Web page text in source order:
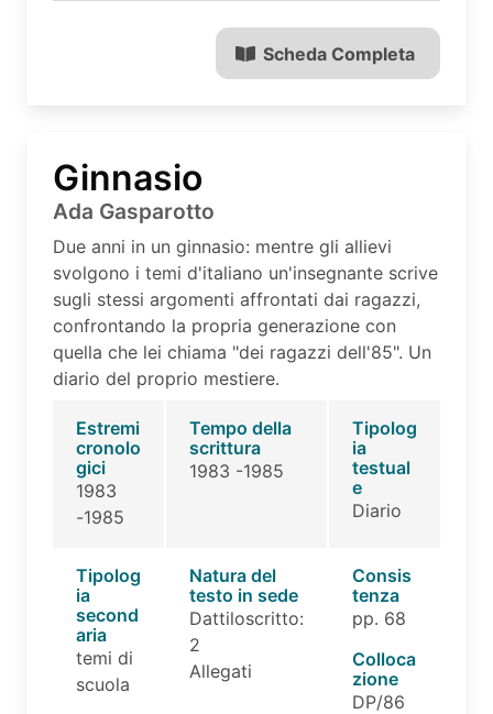
Scheda Completa
Ginnasio
Ada Gasparotto
Due anni in un ginnasio: mentre gli allievi
svolgono i temi d'italiano un'insegnante scrive
sugli stessi argomenti affrontati dai ragazzi,
confrontando la propria generazione con
quella che lei chiama "dei ragazzi dell'85". Un
diario del proprio mestiere.
Estremi
cronolo
gici
1983
-1985
Tempo della
scrittura
1983 -1985
Tipolog
ia
testual
e
Diario
Tipolog
ia
second
aria
temi di
scuola
Natura del
testo in sede
Dattiloscritto:
2
Allegati
Consis
tenza
pp. 68
Colloca
zione
DP/86